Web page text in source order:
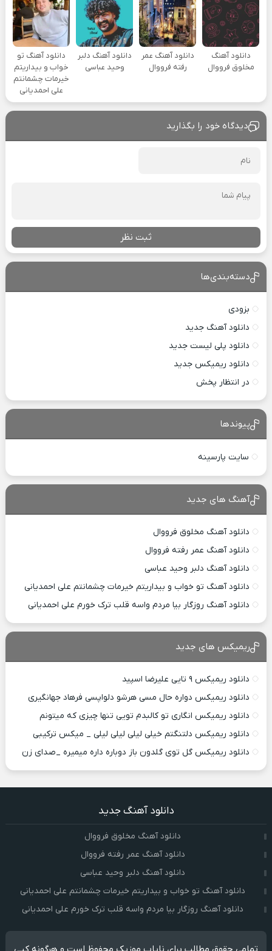
دانلود آهنگ
مخلوق فرووال
دانلود آهنگ عمر
رفته فرووال
دانلود آهنگ دلبر
وحید عباسی
دانلود آهنگ تو
خواب و بیداریتم
خیرمات چشمانتم
علی احمدیانی
دیدگاه خود را بگذارید
ثبت نظر
دسته‌بندی‌ها
بزودی
دانلود آهنگ جدید
دانلود پلی لیست جدید
دانلود ریمیکس جدید
در انتظار پخش
پیوندها
سایت پارسینه
آهنگ های جدید
دانلود آهنگ مخلوق فرووال
دانلود آهنگ عمر رفته فرووال
دانلود آهنگ دلبر وحید عباسی
دانلود آهنگ تو خواب و بیداریتم خیرمات چشمانتم علی احمدیانی
دانلود آهنگ روزگار بیا مردم واسه قلب ترک خورم علی احمدیانی
ریمیکس های جدید
دانلود ریمیکس ۹ تایی علیرضا اسپید
دانلود ریمیکس دواره حال مسی هرشو دلواپسی فرهاد جهانگیری
دانلود ریمیکس انگاری تو کالبدم تویی تنها چیزی که میتونم
دانلود ریمیکس دلتنگتم خیلی لیلی لیلی لیلی _ میکس ترکیبی
دانلود ریمیکس گل توی گلدون باز دوباره داره میمیره _صدای زن
دانلود آهنگ جدید
دانلود آهنگ مخلوق فرووال
دانلود آهنگ عمر رفته فرووال
دانلود آهنگ دلبر وحید عباسی
دانلود آهنگ تو خواب و بیداریتم خیرمات چشمانتم علی احمدیانی
دانلود آهنگ روزگار بیا مردم واسه قلب ترک خورم علی احمدیانی